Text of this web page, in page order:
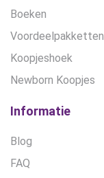
Boeken
Voordeelpakketten
Koopjeshoek
Newborn Koopjes
Informatie
Blog
FAQ